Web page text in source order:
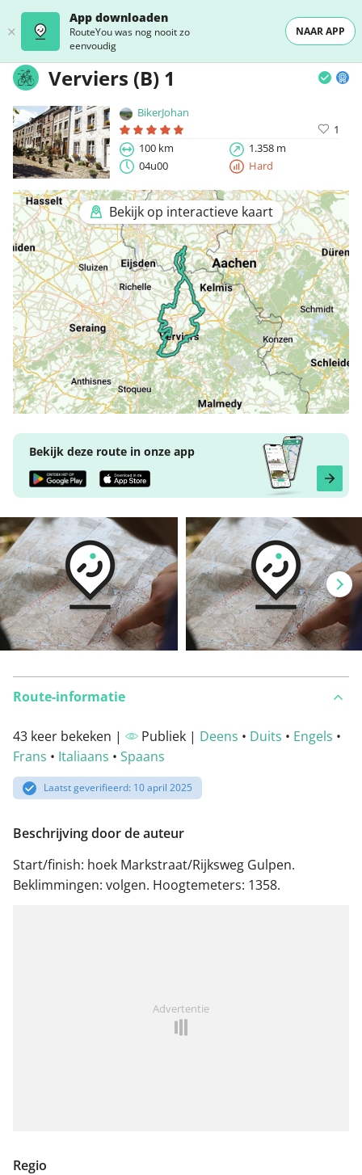
App downloaden
RouteYou was nog nooit zo
eenvoudig
NAAR APP
Verviers (B) 1
BikerJohan
1
100 km
1.358 m
04u00
Hard
Bekijk op interactieve kaart
Bekijk deze route in onze app
Route-informatie
43 keer bekeken | Publiek | Deens • Duits • Engels •
Frans • Italiaans • Spaans
Laatst geverifieerd: 10 april 2025
Beschrijving door de auteur
Start/finish: hoek Markstraat/Rijksweg Gulpen.
Beklimmingen: volgen. Hoogtemeters: 1358.
Advertentie
Regio